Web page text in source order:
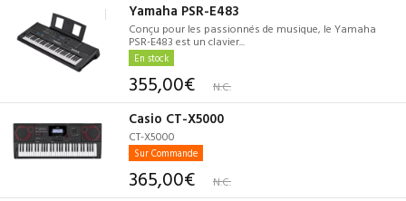
Yamaha PSR-E483
Conçu pour les passionnés de musique, le Yamaha
PSR-E483 est un clavier...
En stock
355,00€ N.C.
Casio CT-X5000
CT-X5000
Sur Commande
365,00€ N.C.